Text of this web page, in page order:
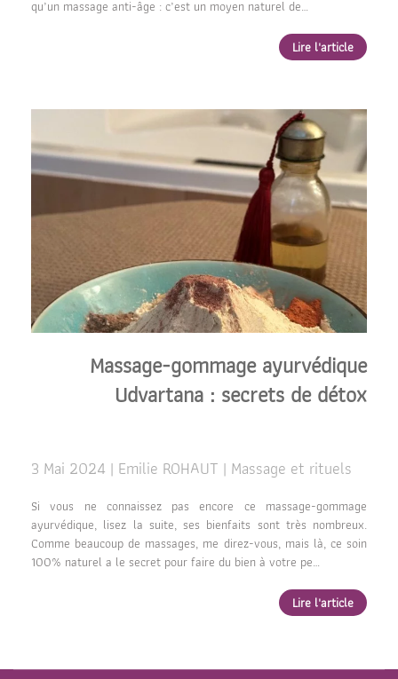
qu’un massage anti-âge : c’est un moyen naturel de…
Lire l'article
Massage-gommage ayurvédique
Udvartana : secrets de détox
3 Mai 2024 | Emilie ROHAUT | Massage et rituels
Si vous ne connaissez pas encore ce massage-gommage
ayurvédique, lisez la suite, ses bienfaits sont très nombreux.
Comme beaucoup de massages, me direz-vous, mais là, ce soin
100% naturel a le secret pour faire du bien à votre pe…
Lire l'article